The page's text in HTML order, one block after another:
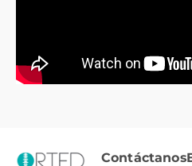
Contáctanos